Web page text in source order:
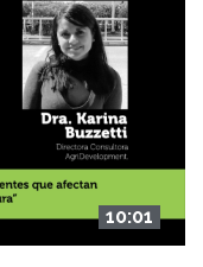
10:01